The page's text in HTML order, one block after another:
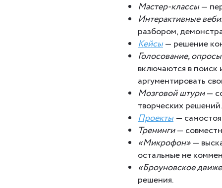
Мастер-классы—
Интерактивные
разбором,
Кейсы— решение
Голосование, опросы
включаются в поиск
аргументировать
Мозговой штурм—
творческих решений.
Проекты —
Тренинги—
«Микрофон»—
остальные не
«Броуновское
решения.